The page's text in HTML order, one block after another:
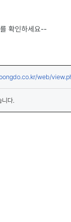
확인하세요--
web/
니다.